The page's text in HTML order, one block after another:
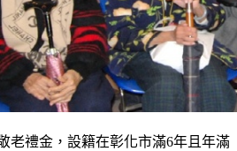
元。(圖／翻攝自彰化市公所網站)